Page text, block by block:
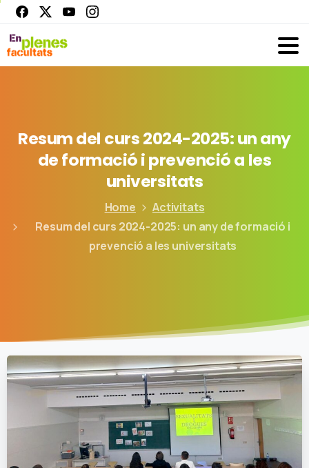
Resumdel curs2024-2025:unany
deformacióiprevencióa les
universitats
Home
Activitats
Resum del curs 2024-2025: un any de formació i
prevenció a les universitats